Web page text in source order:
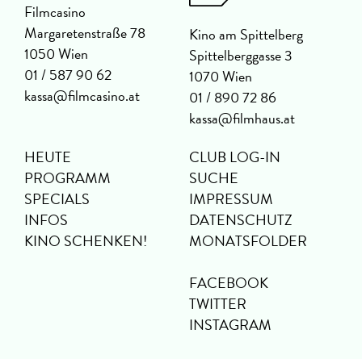
Filmcasino
Margaretenstraße 78
1050 Wien
01 / 587 90 62
kassa@filmcasino.at
Kino am Spittelberg
Spittelberggasse 3
1070 Wien
01 / 890 72 86
kassa@filmhaus.at
HEUTE
PROGRAMM
SPECIALS
INFOS
KINO SCHENKEN!
CLUB LOG-IN
SUCHE
IMPRESSUM
DATENSCHUTZ
MONATSFOLDER
FACEBOOK
TWITTER
INSTAGRAM